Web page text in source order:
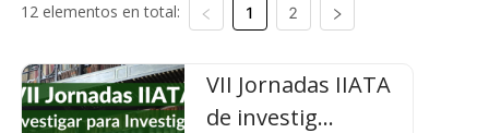
12 elementos en total: 1 2
VII Jornadas IIATA
de investig...